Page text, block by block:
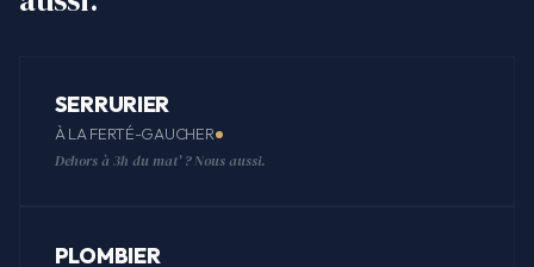
SERRURIER
À LA FERTÉ-GAUCHER
Dehors à 3h du mat' ? Nous aussi.
PLOMBIER